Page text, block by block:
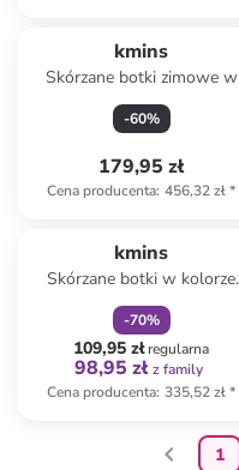
kmins
Skórzane botki zimowe w
kolorze złotym
-60%
179,95 zł
Cena producenta: 456,32 zł*
kmins
Skórzane botki w kolorze
bordowym
-70%
109,95 złregularna
98,95 zł z family
Cena producenta: 335,52 zł*
1